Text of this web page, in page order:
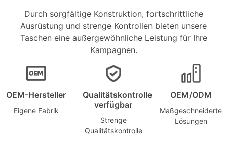
Durch sorgfältige Konstruktion, fortschrittliche
Ausrüstung und strenge Kontrollen bieten unsere
Taschen eine außergewöhnliche Leistung für Ihre
Kampagnen.
OEM-Hersteller
Eigene Fabrik
Qualitätskontrolle
verfügbar
Strenge
Qualitätskontrolle
OEM/ODM
Maßgeschneiderte
Lösungen